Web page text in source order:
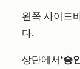
왼쪽 사이드
다.
상단에서‘승